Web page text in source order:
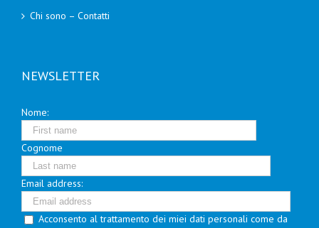
Chi sono – Contatti
NEWSLETTER
Nome:
Cognome
Email address:
Acconsento al trattamento dei miei dati personali come da